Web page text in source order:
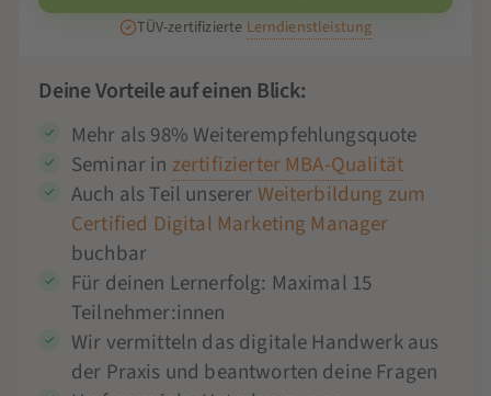
TÜV-zertifizierte Lerndienstleistung
Deine Vorteile auf einen Blick:
Mehr als 98% Weiterempfehlungsquote
Seminar in zertifizierter MBA-Qualität
Auch als Teil unsererWeiterbildung zum
Certified Digital Marketing Manager
buchbar
Für deinen Lernerfolg: Maximal 15
Teilnehmer:innen
Wir vermitteln das digitale Handwerk aus
der Praxis und beantworten deine Fragen